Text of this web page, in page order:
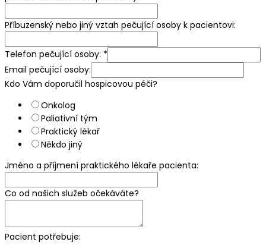
Příbuzenský nebo jiný vztah pečující osoby k pacientovi:
Telefon pečující osoby: *
Email pečující osoby:
Kdo Vám doporučil hospicovou péči?
Onkolog
Paliativní tým
Praktický lékař
Někdo jiný
Jméno a příjmení praktického lékaře pacienta:
Co od našich služeb očekáváte?
Pacient potřebuje: